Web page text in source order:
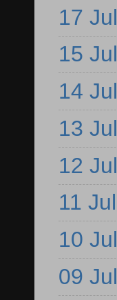
17 Jul
15 Jul
14 Jul
13 Jul
12 Jul
11 Jul
10 Jul
09 Jul